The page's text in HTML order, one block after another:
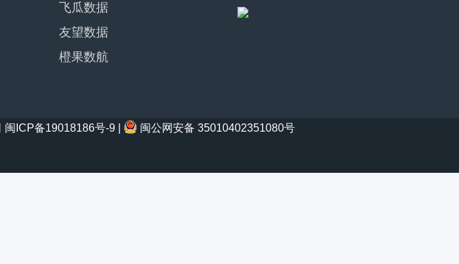
飞瓜数据
友望数据
橙果数航
闽ICP备19018186号-9 闽公网安备 35010402351080号